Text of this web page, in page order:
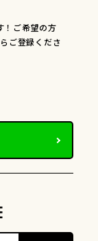
！ご希望の方
ご登録くださ